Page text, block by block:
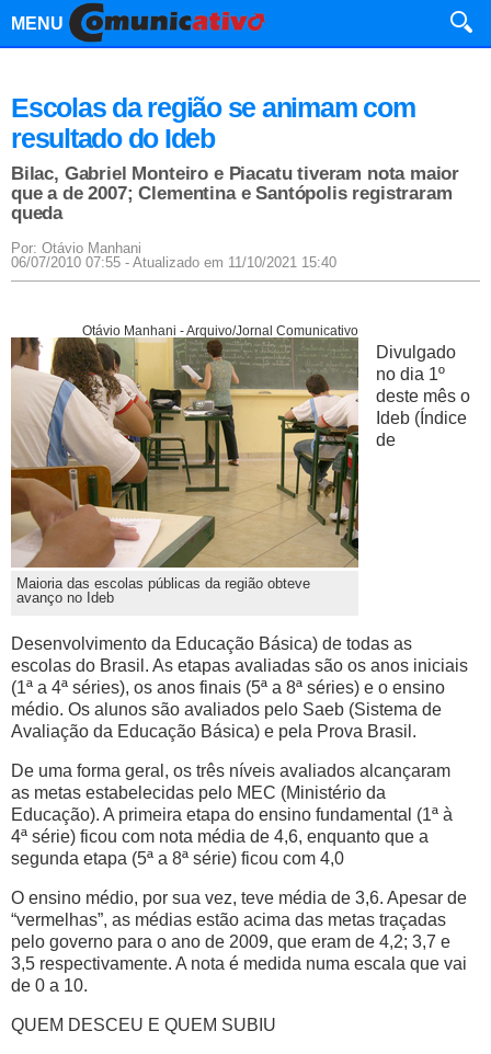
MENU
Escolas da região se animam com
resultado do Ideb
Bilac, Gabriel Monteiro e Piacatu tiveram nota maior
que a de 2007; Clementina e Santópolis registraram
queda
Por: Otávio Manhani
06/07/2010 07:55 - Atualizado em 11/10/2021 15:40
Otávio Manhani - Arquivo/Jornal Comunicativo
Maioria das escolas públicas da região obteve
avanço no Ideb
Divulgado
no dia 1º
deste mês o
Ideb (Índice
de
Desenvolvimento da Educação Básica) de todas as
escolas do Brasil. As etapas avaliadas são os anos iniciais
(1ª a 4ª séries), os anos finais (5ª a 8ª séries) e o ensino
médio. Os alunos são avaliados pelo Saeb (Sistema de
Avaliação da Educação Básica) e pela Prova Brasil.
De uma forma geral, os três níveis avaliados alcançaram
as metas estabelecidas pelo MEC (Ministério da
Educação). A primeira etapa do ensino fundamental (1ª à
4ª série) ficou com nota média de 4,6, enquanto que a
segunda etapa (5ª a 8ª série) ficou com 4,0
O ensino médio, por sua vez, teve média de 3,6. Apesar de
“vermelhas”, as médias estão acima das metas traçadas
pelo governo para o ano de 2009, que eram de 4,2; 3,7 e
3,5 respectivamente. A nota é medida numa escala que vai
de 0 a 10.
QUEM DESCEU E QUEM SUBIU